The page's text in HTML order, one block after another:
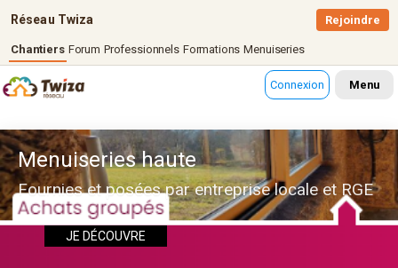
Réseau Twiza
Chantiers Forum Professionnels Formations Menuiseries
Rejoindre
Connexion Menu
Menuiseries haute
Fournies et posées par entreprise locale et RGE
JE DÉCOUVRE